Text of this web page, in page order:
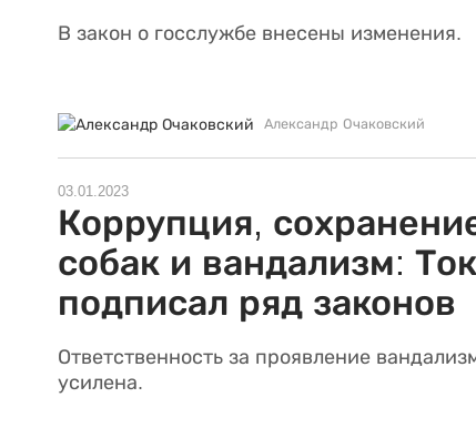
В закон о госслужбе внесены изменения.
Александр Очаковский
03.01.2023
Коррупция,
собак и вандализм:
подписал ряд законов
Ответственность за проявление
усилена.